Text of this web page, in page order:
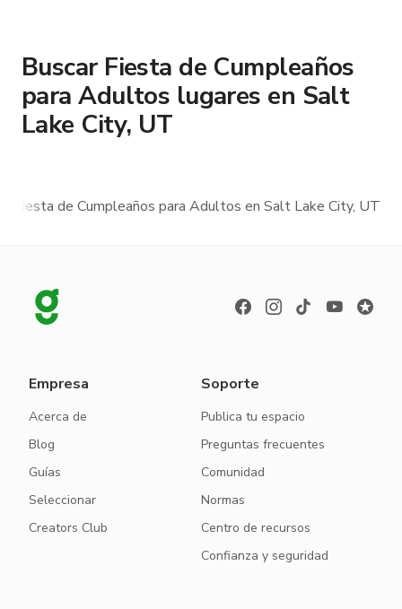
Buscar Fiesta de Cumpleaños
para Adultos lugares en Salt
Lake City, UT
Fiesta de Cumpleaños para Adultos en Salt Lake City, UT
Empresa
Acerca de
Blog
Guías
Seleccionar
Creators Club
Soporte
Publica tu espacio
Preguntas frecuentes
Comunidad
Normas
Centro de recursos
Confianza y seguridad